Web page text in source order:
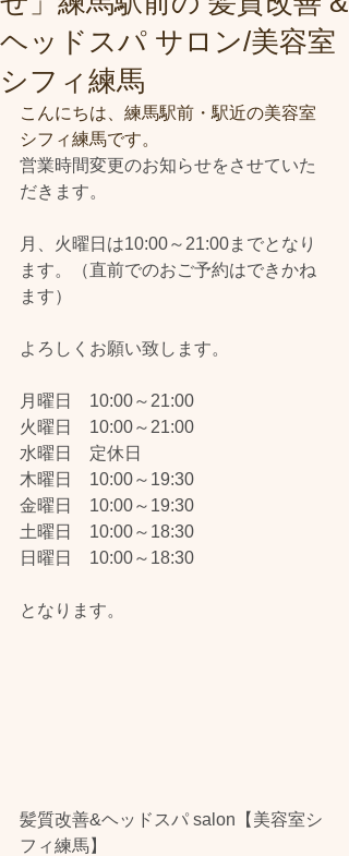
ヘッドスパ サロン/美容室
シフィ練馬
こんにちは、練馬駅前・駅近の美容室
シフィ練馬です。
営業時間変更のお知らせをさせていた
だきます。
月、火曜日は10:00～21:00までとなり
ます。（直前でのおご予約はできかね
ます）
よろしくお願い致します。
月曜日　10:00～21:00
火曜日　10:00～21:00
水曜日　定休日
木曜日　10:00～19:30
金曜日　10:00～19:30
土曜日　10:00～18:30
日曜日　10:00～18:30
となります。
髪質改善&ヘッドスパ salon【美容室シ
フィ練馬】